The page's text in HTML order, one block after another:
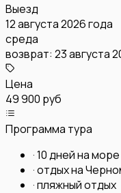
Выезд
12 августа 2026 года
среда
возврат: 23 августа
Цена
49 900 руб
Программа тура
·10 дней на море
·отдых на
·пляжный отдых